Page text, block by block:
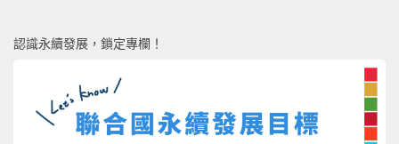
認識永續發展，鎖定專欄！